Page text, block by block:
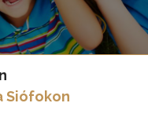
Siófokon